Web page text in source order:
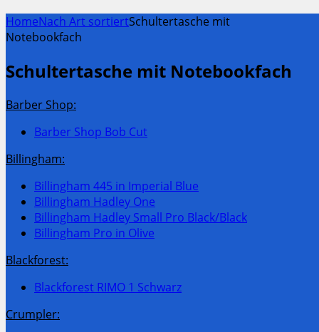
HomeNach Art sortiertSchultertasche mit
Notebookfach
Schultertasche mit Notebookfach
Barber Shop:
Barber Shop Bob Cut
Billingham:
Billingham 445 in Imperial Blue
Billingham Hadley One
Billingham Hadley Small Pro Black/Black
Billingham Pro in Olive
Blackforest:
Blackforest RIMO 1 Schwarz
Crumpler: